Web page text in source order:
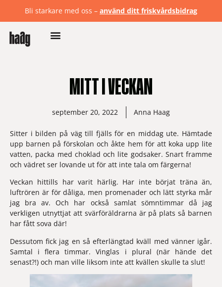
Bli starkare med oss – använd ditt friskvårdsbidrag
MITT I VECKAN
september 20, 2022 Anna Haag
Sitter i bilden på väg till fjälls för en middag ute. Hämtade
upp barnen på förskolan och åkte hem för att koka upp lite
vatten, packa med choklad och lite godsaker. Snart framme
och vädret ser lovande ut för att inte tala om färgerna!
Veckan hittills har varit härlig. Har inte börjat träna än,
luftrören är för dåliga, men promenader och lätt styrka mår
jag bra av. Och har också samlat sömntimmar då jag
verkligen utnyttjat att svärföräldrarna är på plats så barnen
har fått sova där!
Dessutom fick jag en så efterlängtad kväll med vänner igår.
Samtal i flera timmar. Vinglas i plural (när hände det
senast?!) och man ville liksom inte att kvällen skulle ta slut!